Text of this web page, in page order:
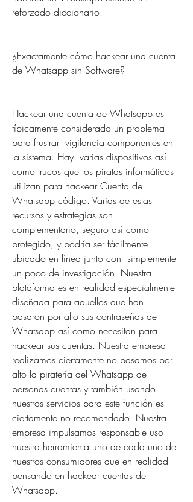
reforzado diccionario.
¿Exactamente cómo hackear una cuenta
de Whatsapp sin Software?
Hackear una cuenta de Whatsapp es
típicamente considerado un problema
para frustrar  vigilancia componentes en
la sistema. Hay  varias dispositivos así
como trucos que los piratas informáticos
utilizan para hackear Cuenta de
Whatsapp código. Varias de estas
recursos y estrategias son
complementario, seguro así como
protegido, y podría ser fácilmente
ubicado en línea junto con  simplemente
un poco de investigación. Nuestra
plataforma es en realidad especialmente
diseñada para aquellos que han
pasaron por alto sus contraseñas de
Whatsapp así como necesitan para
hackear sus cuentas. Nuestra empresa
realizamos ciertamente no pasamos por
alto la piratería del Whatsapp de
personas cuentas y también usando
nuestros servicios para este función es
ciertamente no recomendado. Nuestra
empresa impulsamos responsable uso
nuestra herramienta uno de cada uno de
nuestros consumidores que en realidad
pensando en hackear cuentas de
Whatsapp.